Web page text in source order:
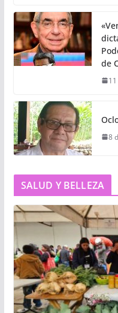
de
8
SALUD Y BELLEZA